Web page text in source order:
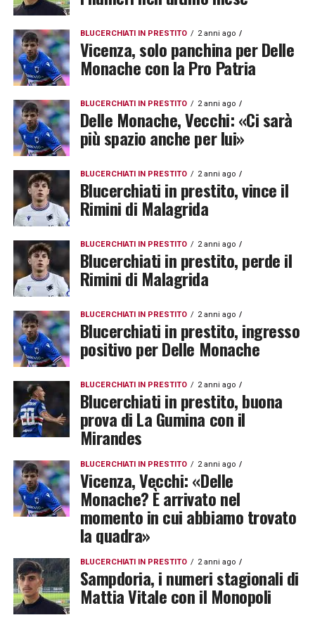
BLUCERCHIATI IN PRESTITO 2 anni ago
Vicenza, solo panchina per Delle
Monache con la Pro Patria
BLUCERCHIATI IN PRESTITO 2 anni ago
Delle Monache, Vecchi: «Ci sarà
più spazio anche per lui»
BLUCERCHIATI IN PRESTITO 2 anni ago
Blucerchiati in prestito, vince il
Rimini di Malagrida
BLUCERCHIATI IN PRESTITO 2 anni ago
Blucerchiati in prestito, perde il
Rimini di Malagrida
BLUCERCHIATI IN PRESTITO 2 anni ago
Blucerchiati in prestito, ingresso
positivo per Delle Monache
BLUCERCHIATI IN PRESTITO 2 anni ago
Blucerchiati in prestito, buona
prova di La Gumina con il
Mirandes
BLUCERCHIATI IN PRESTITO 2 anni ago
Vicenza, Vecchi: «Delle
Monache? È arrivato nel
momento in cui abbiamo trovato
la quadra»
BLUCERCHIATI IN PRESTITO 2 anni ago
Sampdoria, i numeri stagionali di
Mattia Vitale con il Monopoli